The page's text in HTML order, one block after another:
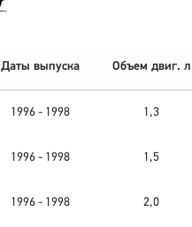
Даты выпуска Объем двиг. л
1996 - 1998 1,3
1996 - 1998 1,5
1996 - 1998 2,0